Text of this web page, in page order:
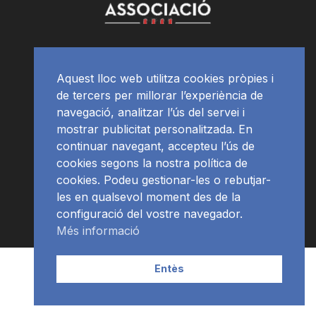
APP Programació
Aquest lloc web utilitza cookies pròpies i
de tercers per millorar l’experiència de
navegació, analitzar l’ús del servei i
mostrar publicitat personalitzada. En
continuar navegant, accepteu l’ús de
cookies segons la nostra política de
cookies. Podeu gestionar-les o rebutjar-
les en qualsevol moment des de la
configuració del vostre navegador.
Més informació
Entès